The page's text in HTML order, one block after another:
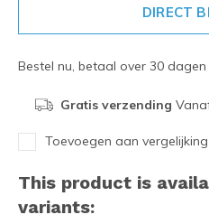
DIRECT
Bestel nu, betaal over 30
Gratis verzending
Toevoegen aan vergelijking
This product is
variants: